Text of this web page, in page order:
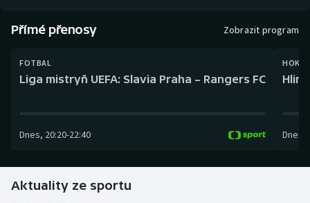
Box
Dostihy
Golf
Přímé přenosy Zobrazit program
FOTBAL
Liga mistryň UEFA: Slavia Praha – Rangers FC
Dnes, 20:20-22:40
HOKEJ
Dnes
Aktuality ze sportu